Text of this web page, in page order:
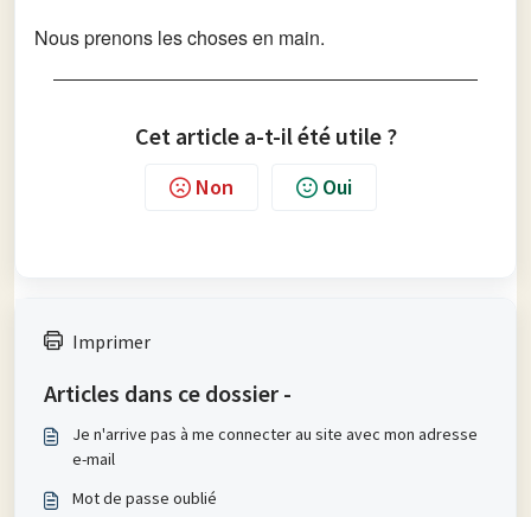
Nous prenons les choses en main.
Cet article a-t-il été utile ?
Non Oui
Imprimer
Articles dans ce dossier -
Je n'arrive pas à me connecter au site avec mon adresse
e-mail
Mot de passe oublié